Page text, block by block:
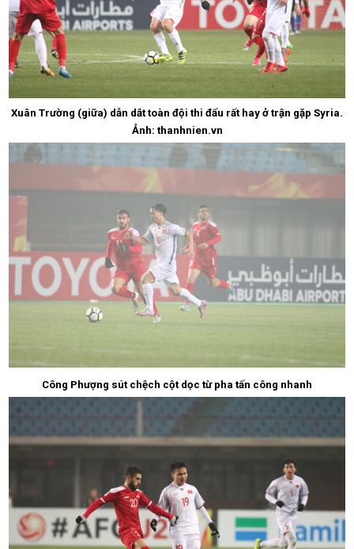
Xuân Trường (giữa) dẫn dắt toàn đội thi đấu rất hay ở trận gặp Syria.
Ảnh: thanhnien.vn
Công Phượng sút chệch cột dọc từ pha tấn công nhanh